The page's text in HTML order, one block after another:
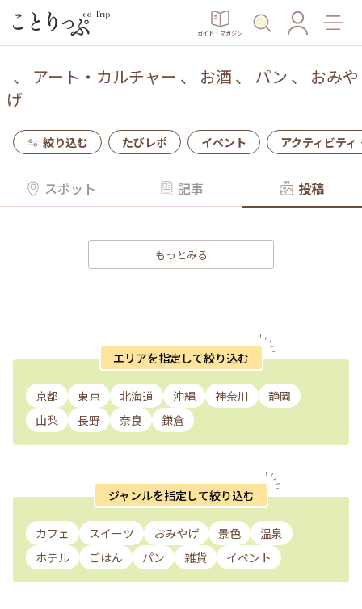
ガイド・マガジン
、 アート・カルチャー 、 お酒 、 パン 、 おみや
げ
絞り込む たびレポ イベント アクティビティ
スポット 記事 投稿
もっとみる
エリアを指定して絞り込む
京都 東京 北海道 沖縄 神奈川
静岡
山梨
長野 奈良 鎌倉
ジャンルを指定して絞り込む
カフェ スイーツ おみやげ 景色
温泉
ホテル
ごはん パン 雑貨 イベント